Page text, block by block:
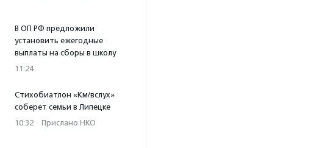
В ОП РФ предложили
установить ежегодные
выплаты на сборы в школу
11:24
Стихобиатлон «Км/вслух»
соберет семьи в Липецке
10:32 · Прислано НКО